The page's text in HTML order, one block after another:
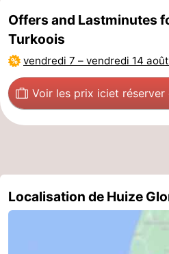
La
Haye
-
Rotterdam
-
Rockanje
Météo
Contact
Offers and Lastminutes
Turkoois
vendredi 7 – vendredi 14
Voir les prix iciet réserver
Localisation de Huize